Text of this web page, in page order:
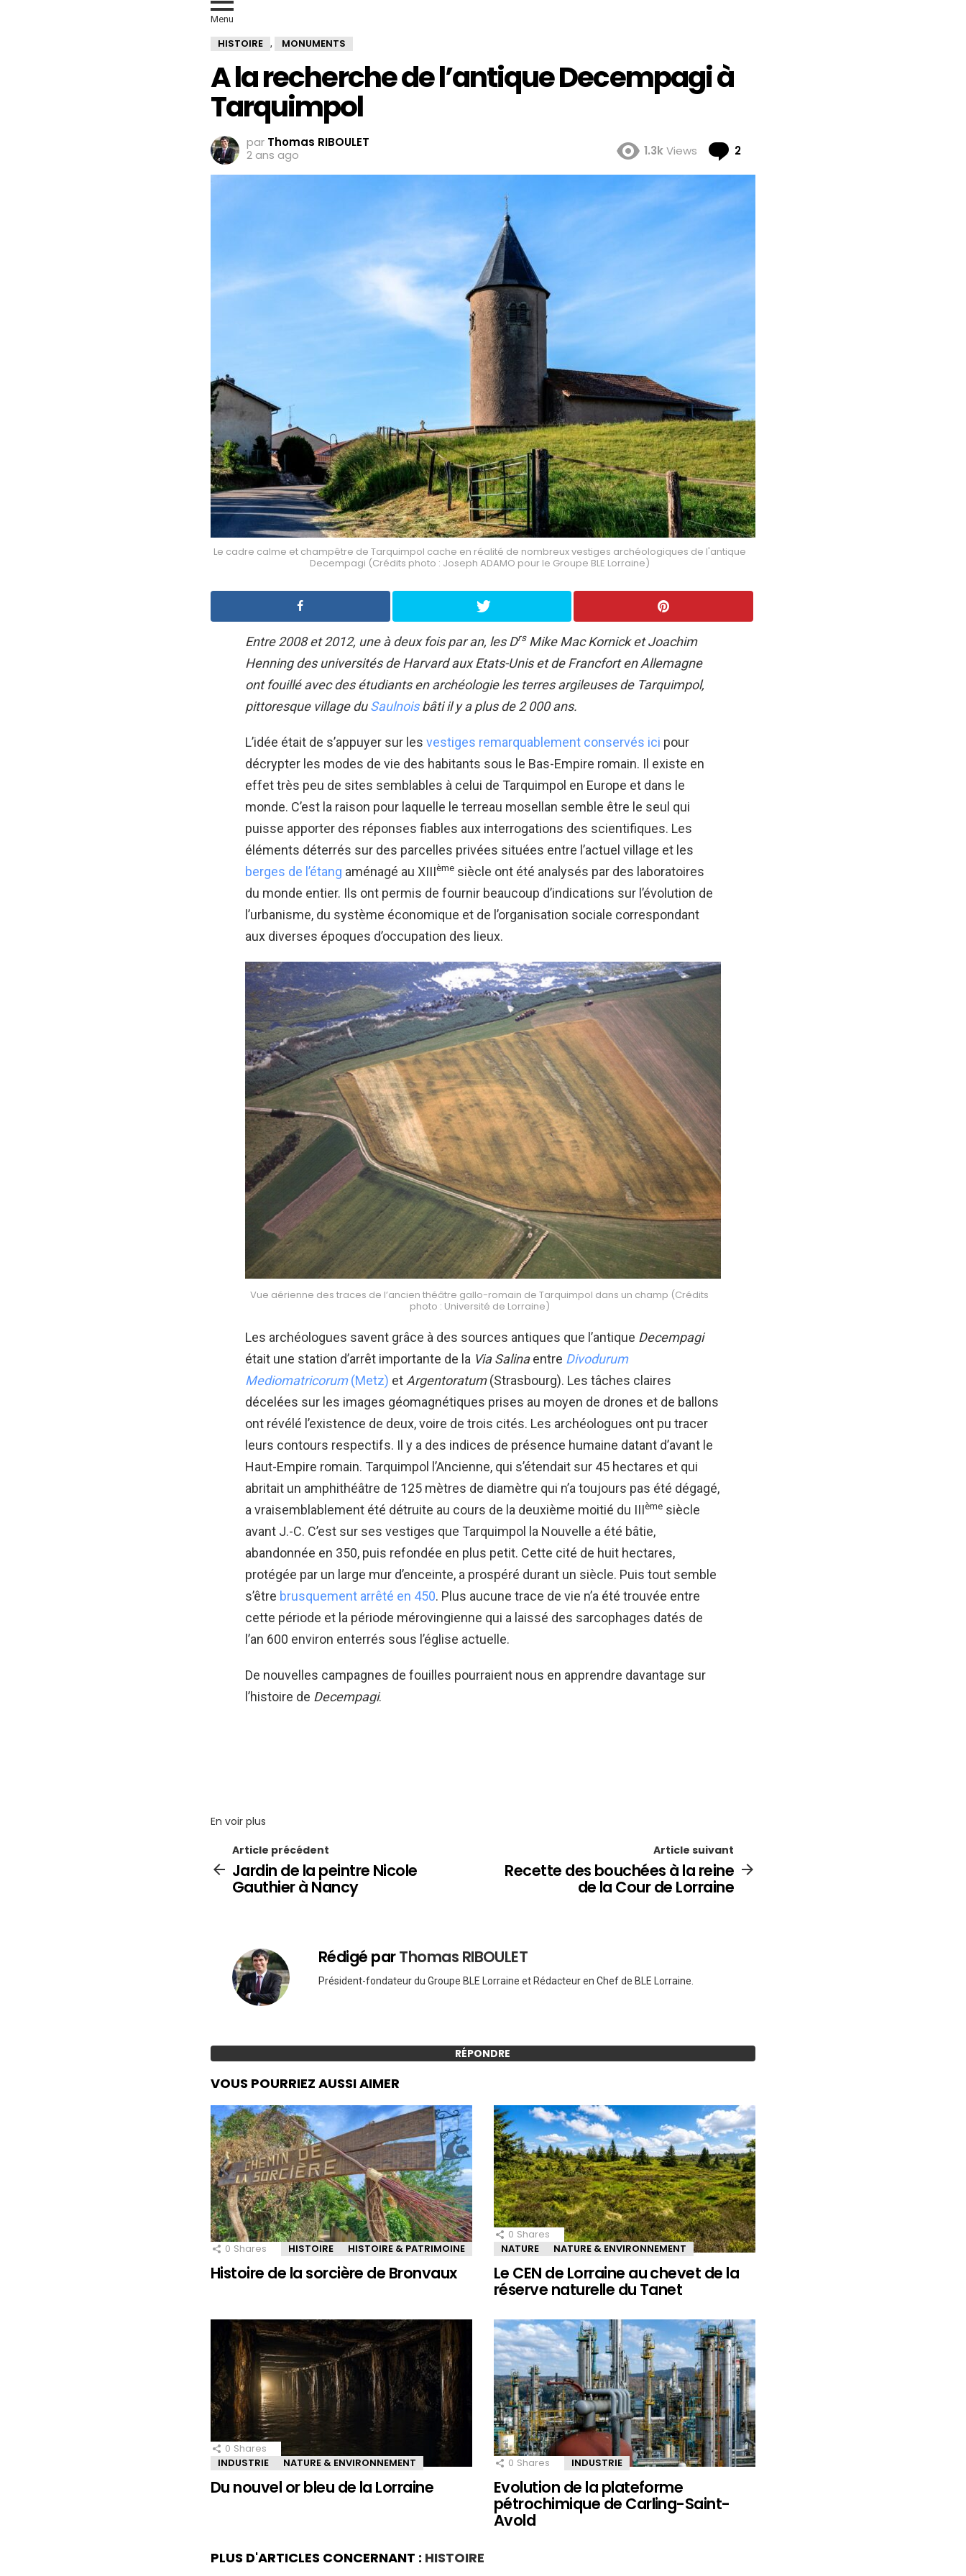
Menu
HISTOIRE , MONUMENTS
A la recherche de l’antique Decempagi à
Tarquimpol
par Thomas RIBOULET
2 ans ago
1.3kViews 2
Le cadre calme et champêtre de Tarquimpol cache en réalité de nombreux vestiges archéologiques de l'antique
Decempagi (Crédits photo : Joseph ADAMO pour le Groupe BLE Lorraine)
Entre 2008 et 2012, une à deux fois par an, les DrsMike Mac Kornick et Joachim
Henningdes universités de Harvard aux Etats-Unis et de Francfort en Allemagne
ont fouillé avec des étudiants en archéologie les terres argileuses de Tarquimpol,
pittoresque village duSaulnoisbâti il y a plus de 2 000 ans.
L’idée était de s’appuyer sur les vestiges remarquablement conservés ici pour
décrypter les modes de vie des habitants sous le Bas-Empire romain. Il existe en
effet très peu de sites semblables à celui de Tarquimpol en Europe et dans le
monde. C’est la raison pour laquelle le terreau mosellan semble être le seul qui
puisse apporter des réponses fiables aux interrogations des scientifiques. Les
éléments déterrés sur des parcelles privées situées entre l’actuel village et les
berges de l’étang aménagé au XIIIème siècle ont été analysés par des laboratoires
du monde entier. Ils ont permis de fournir beaucoup d’indications sur l’évolution de
l’urbanisme, du système économique et de l’organisation sociale correspondant
aux diverses époques d’occupation des lieux.
Vue aérienne des traces de l’ancien théâtre gallo-romain de Tarquimpol dans un champ (Crédits
photo : Université de Lorraine)
Les archéologues savent grâce à des sources antiques que l’antique Decempagi
était une station d’arrêt importante de la Via Salinaentre Divodurum
Mediomatricorum(Metz) et Argentoratum(Strasbourg). Les tâches claires
décelées sur les images géomagnétiques prises au moyen de drones et de ballons
ont révélé l’existence de deux, voire de trois cités. Les archéologues ont pu tracer
leurs contours respectifs. Il y a des indices de présence humaine datant d’avant le
Haut-Empire romain. Tarquimpol l’Ancienne, qui s’étendait sur 45 hectares et qui
abritait un amphithéâtre de 125 mètres de diamètre qui n’a toujours pas été dégagé,
a vraisemblablement été détruite au cours de la deuxième moitié du IIIème siècle
avant J.-C. C’est sur ses vestiges que Tarquimpol la Nouvelle a été bâtie,
abandonnée en 350, puis refondée en plus petit. Cette cité de huit hectares,
protégée par un large mur d’enceinte, a prospéré durant un siècle. Puis tout semble
s’être brusquement arrêté en 450. Plus aucune trace de vie n’a été trouvée entre
cette période et la période mérovingienne qui a laissé des sarcophages datés de
l’an 600 environ enterrés sous l’église actuelle.
De nouvelles campagnes de fouilles pourraient nous en apprendre davantage sur
l’histoire de Decempagi.
En voir plus
Article précédent
Jardin de la peintre Nicole
Gauthier à Nancy
Article suivant
Recette des bouchées à la reine
de la Cour de Lorraine
Rédigé parThomas RIBOULET
Président-fondateur du Groupe BLE Lorraine et Rédacteur en Chef de BLE Lorraine.
RÉPONDRE
VOUS POURRIEZ AUSSI AIMER
0 Shares HISTOIRE HISTOIRE & PATRIMOINE
Histoire de la sorcière de Bronvaux
0 Shares
NATURE
NATURE & ENVIRONNEMENT
Le CEN de Lorraine au chevet de la
réserve naturelle du Tanet
0 Shares
INDUSTRIE
NATURE & ENVIRONNEMENT
Du nouvel or bleu de la Lorraine
0 Shares INDUSTRIE
Evolution de la plateforme
pétrochimique de Carling-Saint-
Avold
PLUS D'ARTICLES CONCERNANT : HISTOIRE